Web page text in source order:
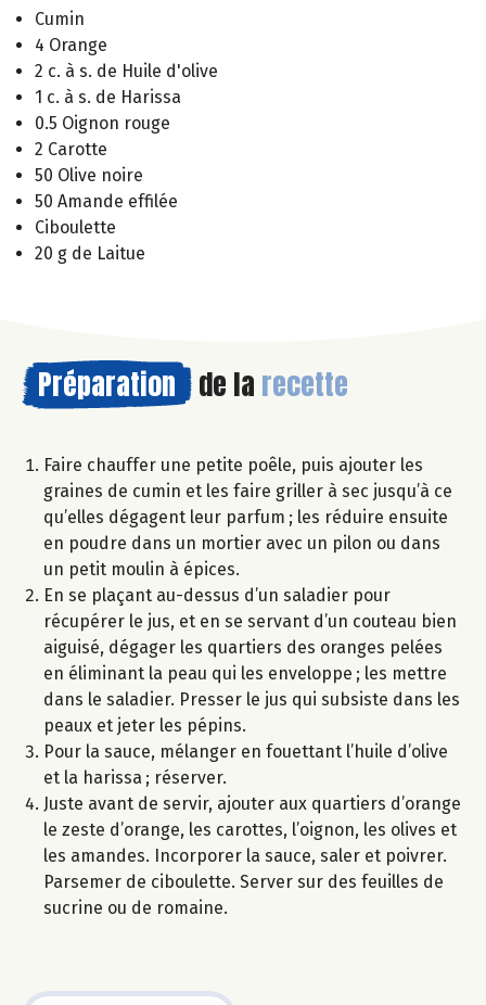
Cumin
4 Orange
2 c. à s. de Huile d'olive
1 c. à s. de Harissa
0.5 Oignon rouge
2 Carotte
50 Olive noire
50 Amande effilée
Ciboulette
20 g de Laitue
Préparation de la recette
Faire chauffer une petite poêle, puis ajouter les
graines de cumin et les faire griller à sec jusqu’à ce
qu’elles dégagent leur parfum ; les réduire ensuite
en poudre dans un mortier avec un pilon ou dans
un petit moulin à épices.
En se plaçant au-dessus d’un saladier pour
récupérer le jus, et en se servant d’un couteau bien
aiguisé, dégager les quartiers des oranges pelées
en éliminant la peau qui les enveloppe ; les mettre
dans le saladier. Presser le jus qui subsiste dans les
peaux et jeter les pépins.
Pour la sauce, mélanger en fouettant l’huile d’olive
et la harissa ; réserver.
Juste avant de servir, ajouter aux quartiers d’orange
le zeste d’orange, les carottes, l’oignon, les olives et
les amandes. Incorporer la sauce, saler et poivrer.
Parsemer de ciboulette. Server sur des feuilles de
sucrine ou de romaine.